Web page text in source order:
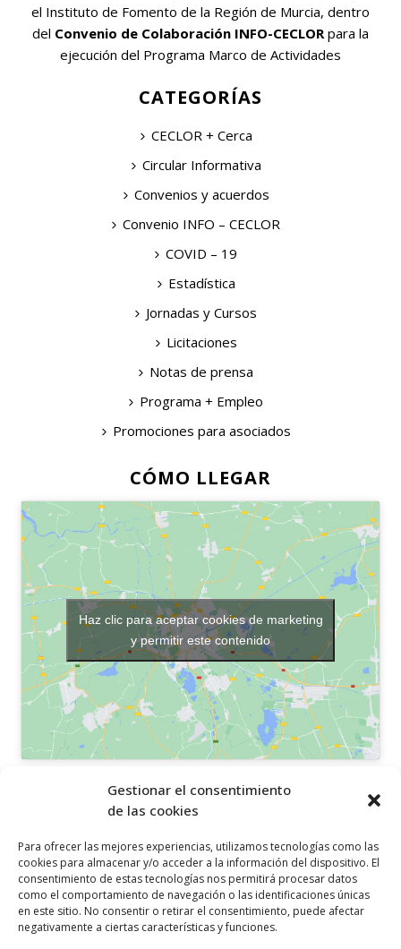
Gestionar el consentimiento
de las cookies
Para ofrecer las mejores experiencias, utilizamos tecnologías como las
cookies para almacenar y/o acceder a la información del dispositivo. El
consentimiento de estas tecnologías nos permitirá procesar datos
como el comportamiento de navegación o las identificaciones únicas
en este sitio. No consentir o retirar el consentimiento, puede afectar
negativamente a ciertas características y funciones.
el Instituto de Fomento de la Región de Murcia, dentro
del Convenio de Colaboración INFO-CECLOR para la
ejecución del Programa Marco de Actividades
CATEGORÍAS
CECLOR + Cerca
Circular Informativa
Convenios y acuerdos
Convenio INFO – CECLOR
COVID – 19
Estadística
Jornadas y Cursos
Licitaciones
Notas de prensa
Programa + Empleo
Promociones para asociados
CÓMO LLEGAR
Haz clic para aceptar cookies de marketing
y permitir este contenido
OTROS ENLACES
Política de cookies
Aviso legal
Canal ético